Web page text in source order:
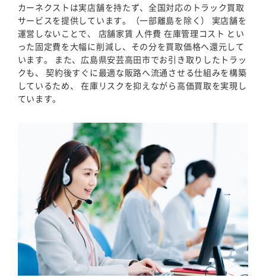
カーネクストは実店舗を持たず、全国対応のトラック買取
サービスを提供しています。（一部離島を除く） 実店舗を
運営しないことで、 店舗家賃 人件費 在庫管理コスト とい
った固定費を大幅に削減し、その分を買取価格へ還元して
います。 また、広島県安芸高田市でお引き取りしたトラッ
クも、 契約後すぐに最適な販路へ流通させる仕組みを構築
しているため、 在庫リスクを抑えながら高価買取を実現し
ています。